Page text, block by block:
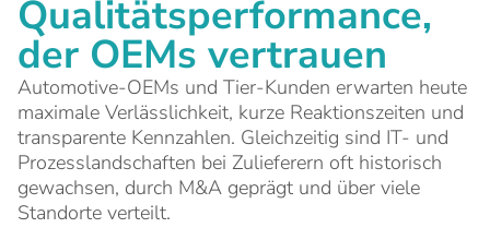
Qualitätsperformance,
der OEMs vertrauen
Automotive-OEMs und Tier-Kunden erwarten heute
maximale Verlässlichkeit, kurze Reaktionszeiten und
transparente Kennzahlen. Gleichzeitig sind IT- und
Prozesslandschaften bei Zulieferern oft historisch
gewachsen, durch M&A geprägt und über viele
Standorte verteilt.